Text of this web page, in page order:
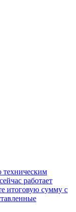
работает
итоговую сумму с